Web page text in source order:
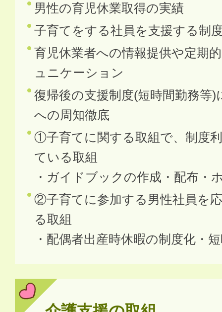
男性の育児休業取得の実績
子育てをする社員を支援する制
育児休業者への情報提供や定期
ュニケーション
復帰後の支援制度(短時間勤務等
への周知徹底
①子育てに関する取組で、制度
ている取組
・ガイドブックの作成・配布・
②子育てに参加する男性社員を
る取組
・配偶者出産時休暇の制度化・